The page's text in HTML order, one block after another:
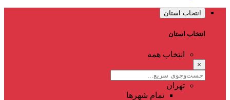
انتخاب استان
انتخاب استان
انتخاب همه
×
تهران
تمام شهر‌ها